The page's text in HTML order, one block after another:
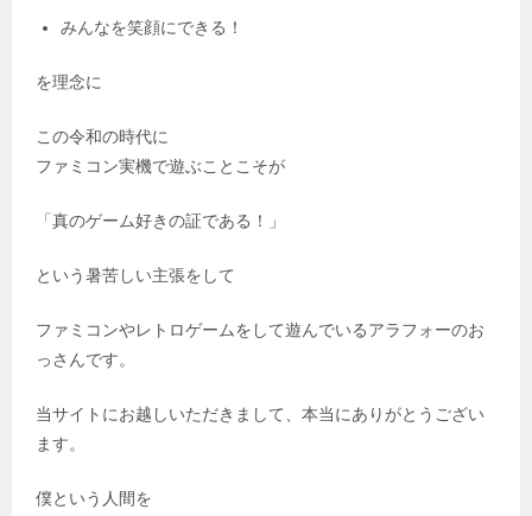
みんなを笑顔にできる！
を理念に
この令和の時代に
ファミコン実機で遊ぶことこそが
「真のゲーム好きの証である！」
という暑苦しい主張をして
ファミコンやレトロゲームをして遊んでいるアラフォーのお
っさんです。
当サイトにお越しいただきまして、本当にありがとうござい
ます。
僕という人間を